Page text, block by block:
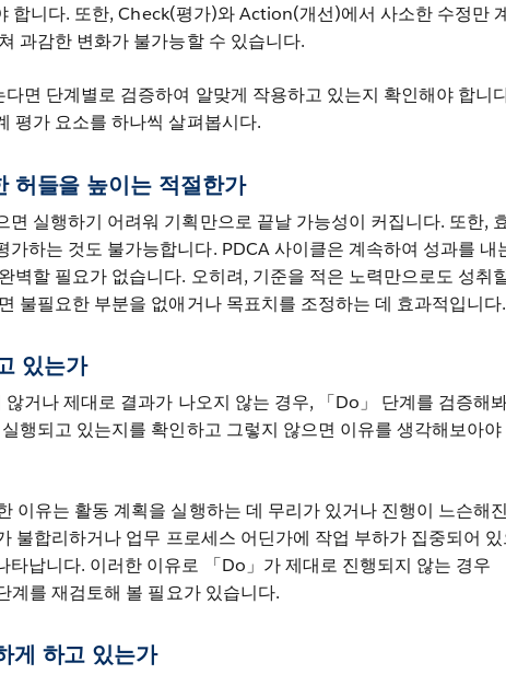
합니다. 또한, Check(평가)와 Action(개선)에서 사소한 수정만
과감한 변화가 불가능할 수 있습니다.
면 단계별로 검증하여 알맞게 작용하고 있는지 확인해야 합니
평가 요소를 하나씩 살펴봅시다.
허들을 높이는 적절한가
면 실행하기 어려워 기획만으로 끝날 가능성이 커집니다. 또한,
가하는 것도 불가능합니다. PDCA 사이클은 계속하여 성과를 내
벽할 필요가 없습니다. 오히려, 기준을 적은 노력만으로도 성취
불필요한 부분을 없애거나 목표치를 조정하는 데 효과적입니다.
있는가
거나 제대로 결과가 나오지 않는 경우, 「Do」 단계를 검증해
행되고 있는지를 확인하고 그렇지 않으면 이유를 생각해보아야
이유는 활동 계획을 실행하는 데 무리가 있거나 진행이 느슨해
불합리하거나 업무 프로세스 어딘가에 작업 부하가 집중되어 있
타납니다. 이러한 이유로 「Do」가 제대로 진행되지 않는 경우
계를 재검토해 볼 필요가 있습니다.
게 하고 있는가